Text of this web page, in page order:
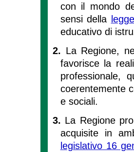
con il mondo
sensi della
educativo di
2. La Regione,
favorisce la
professionale,
coerentemente
e sociali.
3. La Regione
acquisite in
legislativo 16